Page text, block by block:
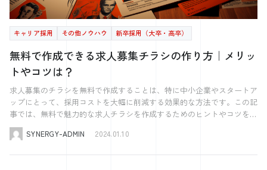
す。 Q5: 特定技能の定期報告はオンラインで提出できますか？その方法
は？ A5: はい、特定技能の定期報告はオンラインで提出することが可能
です。出入国在留管理庁は、オンラインでの提出を推奨しており、その
サイトにアクセスし、必要な書類をデジタル形式でアップロードするこ
とで、報告書を提出できます。オンライン提出には、ログインIDとパス
ワードが必要になる場合があるため、事前に登録手続きを完了させてお
くことが重要です。
が弁護士や行政書士に依頼することで、ビザ申請プロセスの複雑さを軽
減し、法的なリスクを最小限に抑えることができます。これにより、外
国人採用を成功に導くための強力なサポートを得ることが可能となるで
しょう。 ビザ申請代行のメリットと選び方のポイント ビザ申請代行サ
ービスを利用することには、多くのメリットがあります。特に、ビザ申
請の専門知識がない企業にとって、これらのサービスは非常に価値が高
いです。代行業者は、ビザ申請プロセスの複雑さを軽減し、時間と労力
を節約することができます。 代行業者の最大のメリットは、ビザ申請
の専門知識と経験を持っていることです。彼らは、申請書類の正確な準
備、申請プロセスの管理、そして申請に関連する法的要件の理解におい
て、企業をサポートします。これにより、ビザ申請の成功率が高まり、
きます。 また、代行業者を選ぶ際の重要なポイントは、業者の信頼性
業員の職務適合性や勤務実績を再評価する機会となります。これによ
り、企業は従業員の能力や貢献度を正確に把握し、適切な人材管理を行
うことができます。 外国人採用の手続きで困ったら活用したいサービ
ス 外国人採用の手続きは複雑で、時には専門的な知識が必要になるこ
ともあります。そんな時は、労務管理や申請手続きの代行業者、無料の
人材管理ソフトやホームページを活用することで、手続きの負担を軽減
しましょう。 労務管理や申請手続きの代行業者 外国人採用における労
務管理や申請手続きは専門的な知識を要するため、代行業者の利用が非
常に有効です。これらの業者は、就労ビザの申請や更新、社会保険の手
続き、労働契約の作成など、外国人採用に関わる様々なプロセスをサポ
ートしてくれます。特に、ビザ申請に関しては、複雑な手続きや必要書
類が多いため、専門家に依頼することで、スムーズかつ正確な申請が可
人を採用する企業は、日本人と同様にキャリアアップ助成金を活用でき
ます。この助成金は、外国人労働者のスキル向上やキャリア開発を支援
することを目的としており、企業にとって人材の質を高める絶好の機会
を提供します。1人あたり最大57万円が受給できます。 助成金の活用に
は、外国人労働者の職業訓練計画の策定や、彼らのキャリアパスに関す
る明確な計画が必要です。これにより、外国人労働者はより高度なスキ
ルを身につけ、企業は多様な人材を育成することができます。 出展：
厚生労働省『キャリアップ助成金』 外国人の採用後に活用できる補助
金・助成金 外国人を採用する時だけでなく、採用後にも活用できる制
度があります。その一例をご紹介していきます。 雇用調整助成金 雇用
調整助成金は、経済的な困難に直面している企業が従業員を維持するた
めに提供されるもので、休業手当の支払いや再教育プログラムの実施な
す。 これまでは応募対応や面接設定、面接等、 全て私が行っていたの
ですが、 現在、正社員の求人に関しては、1次面接までシナジーさんに
行ってもらっています。 応募後の連絡から日程調整はもちろんです
より自社に合った候補者の対応に専念することができました。 セッシ
ョンする中で、自社の基準を理解していただき、 また、候補者の魅力
も内定前にインターンシップを実施。 お互いの理解を深め、マッチン
グを図る。 採用で重要視していることはありますか？ 採用において
は、 当社と候補者の方の方向性が合っているかどうか をしっかりと見
るようにしています。 例えば、仕事内容はもちろんですが、 今後のビ
ジョンや考え方など、しっかりと理解した上で、 当社の考え方も伝え
るようにしています。 ただ、 実際に話をするだけでは、 理解を深める
両備グループでは、 多様な働き方へのニーズに応えようと 新たな制度
を導入し、大規模な採用活動を通じて、 全国的に問題となっているド
ライバー不足の解消に繋げています。 ◆具体的な取組み例 ・タクシー
部門では 岡山と倉敷に配属されるドライバーの 入社7ヶ月目までの月額
賃金を5万円増やし28万円に設定 ・バス部門では 関東で観光バスを運行
する会社で 奨学金支援制度を試験的に導入し、 月額1万5000円を上限
に10年間社員の奨学金返還を支援 ・バスの運転手には 朝晩のみの勤務
や残業なしの柔軟な働き方を導入 これらの取組みもあり、両備グルー
プでは、 6月からの5か月間で80人を採用したようです。 2024年問題に
直面する建設、運送業等の業界はもちろんですが、 その他の業界にお
いても人の採用の悩みは今後、出てくるかと思います。 採用の成功に
繋げるために、 ・条件の見直し（給与、休日等） ・多様な働き方の推
（応募条件の緩和等） 上記の対策を進めることで、 現在よりも採用で
キャリア採用 その他ノウハウ 新卒採用（大卒・高卒）
無料で作成できる求人募集チラシの作り方｜メリッ
トやコツは？
求人募集のチラシを無料で作成することは、特に中小企業やスタートア
ップにとって、採用コストを大幅に削減する効果的な方法です。この記
事では、無料で魅力的な求人チラシを作成するためのヒントやコツをご
紹介します。 ポスティングによる配布やデザインのポイント、さらに
は効果的なテンプレートの利用方法まで、効率的な求人募集のための全
SYNERGY-ADMIN 2024.01.10